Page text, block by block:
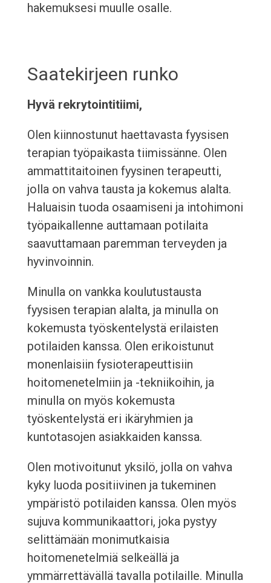
hakemuksesi muulle osalle.
Saatekirjeen runko
Hyvä rekrytointitiimi,
Olen kiinnostunut haettavasta fyysisen
terapian työpaikasta tiimissänne. Olen
ammattitaitoinen fyysinen terapeutti,
jolla on vahva tausta ja kokemus alalta.
Haluaisin tuoda osaamiseni ja intohimoni
työpaikallenne auttamaan potilaita
saavuttamaan paremman terveyden ja
hyvinvoinnin.
Minulla on vankka koulutustausta
fyysisen terapian alalta, ja minulla on
kokemusta työskentelystä erilaisten
potilaiden kanssa. Olen erikoistunut
monenlaisiin fysioterapeuttisiin
hoitomenetelmiin ja -tekniikoihin, ja
minulla on myös kokemusta
työskentelystä eri ikäryhmien ja
kuntotasojen asiakkaiden kanssa.
Olen motivoitunut yksilö, jolla on vahva
kyky luoda positiivinen ja tukeminen
ympäristö potilaiden kanssa. Olen myös
sujuva kommunikaattori, joka pystyy
selittämään monimutkaisia
hoitomenetelmiä selkeällä ja
ymmärrettävällä tavalla potilaille. Minulla